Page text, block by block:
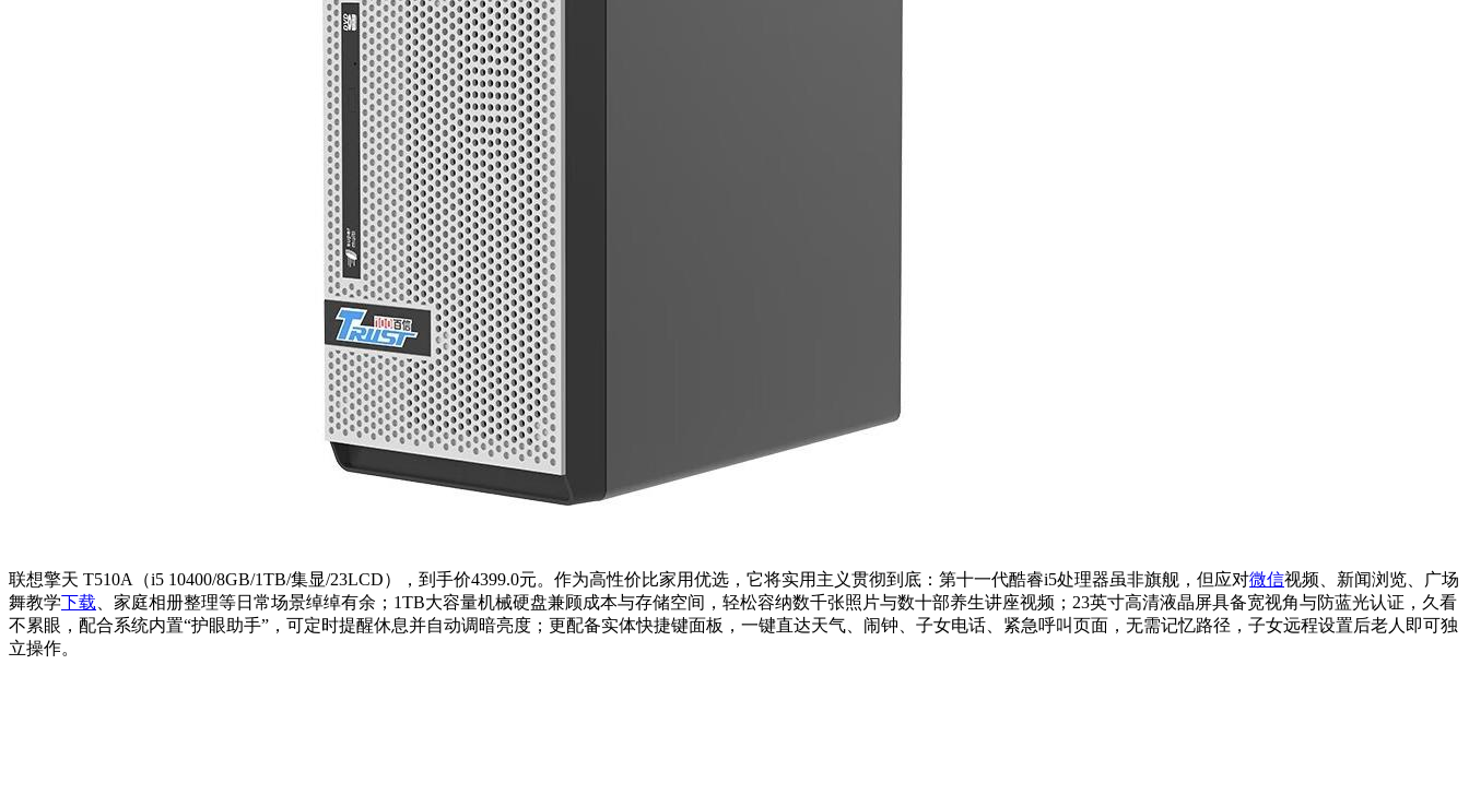
联想擎天 T510A（i5 10400/8GB/1TB/集显/23LCD），到手价4399.0元。作为高性价比家用优选，它将实用主义贯彻到底：第十一代酷睿i5处理器虽非旗舰，但应对微信视频、新闻浏览、广场
舞教学下载 、家庭相册整理等日常场景绰绰有余；1TB大容量机械硬盘兼顾成本与存储空间，轻松容纳数千张照片与数十部养生讲座视频；23英寸高清液晶屏具备宽视角与防蓝光认证，久看
不累眼，配合系统内置“护眼助手”，可定时提醒休息并自动调暗亮度；更配备实体快捷键面板，一键直达天气、闹钟、子女电话、紧急呼叫页面，无需记忆路径，子女远程设置后老人即可独
立操作。